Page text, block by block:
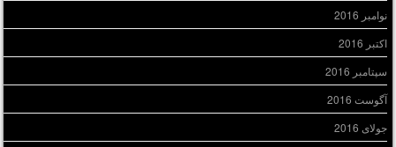
نوامبر 2016
اکتبر 2016
سپتامبر 2016
آگوست 2016
جولای 2016